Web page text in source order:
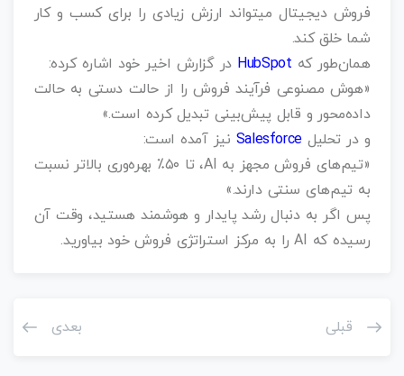
فروش دیجیتال میتواند ارزش زیادی را برای کسب و کار
شما خلق کند.
همان‌طور که HubSpot در گزارش اخیر خود اشاره کرده:
«هوش مصنوعی فرآیند فروش را از حالت دستی به حالت
داده‌محور و قابل پیش‌بینی تبدیل کرده است.»
و در تحلیلSalesforce نیز آمده است:
«تیم‌های فروش مجهز به AI، تا ۵۰٪ بهره‌وری بالاتر نسبت
به تیم‌های سنتی دارند.»
پس اگر به دنبال رشد پایدار و هوشمند هستید، وقت آن
رسیده که AI را به مرکز استراتژی فروش خود بیاورید.
قبلی بعدی